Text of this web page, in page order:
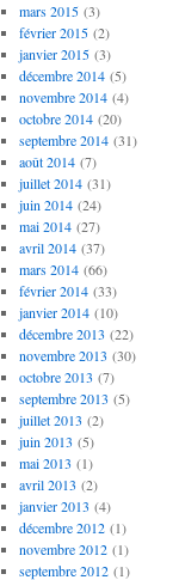
mars 2015(3)
février 2015(2)
janvier 2015(3)
décembre 2014(5)
novembre 2014(4)
octobre 2014(20)
septembre 2014(31)
août 2014(7)
juillet 2014(31)
juin 2014(24)
mai 2014(27)
avril 2014(37)
mars 2014(66)
février 2014(33)
janvier 2014(10)
décembre 2013 (22)
novembre 2013 (30)
octobre 2013 (7)
septembre 2013 (5)
juillet 2013 (2)
juin 2013 (5)
mai 2013 (1)
avril 2013 (2)
janvier 2013 (4)
décembre 2012(1)
novembre 2012(1)
septembre 2012(1)